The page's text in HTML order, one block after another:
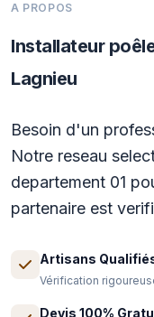
A PROPOS
Installateur
Lagnieu
Besoin d'un
Notre reseau
departement 01
partenaire est
Artisans
Vérification
Devis 100%